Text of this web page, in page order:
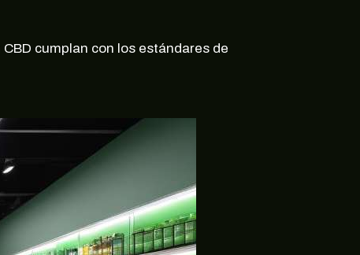
cumplan con los estándares de